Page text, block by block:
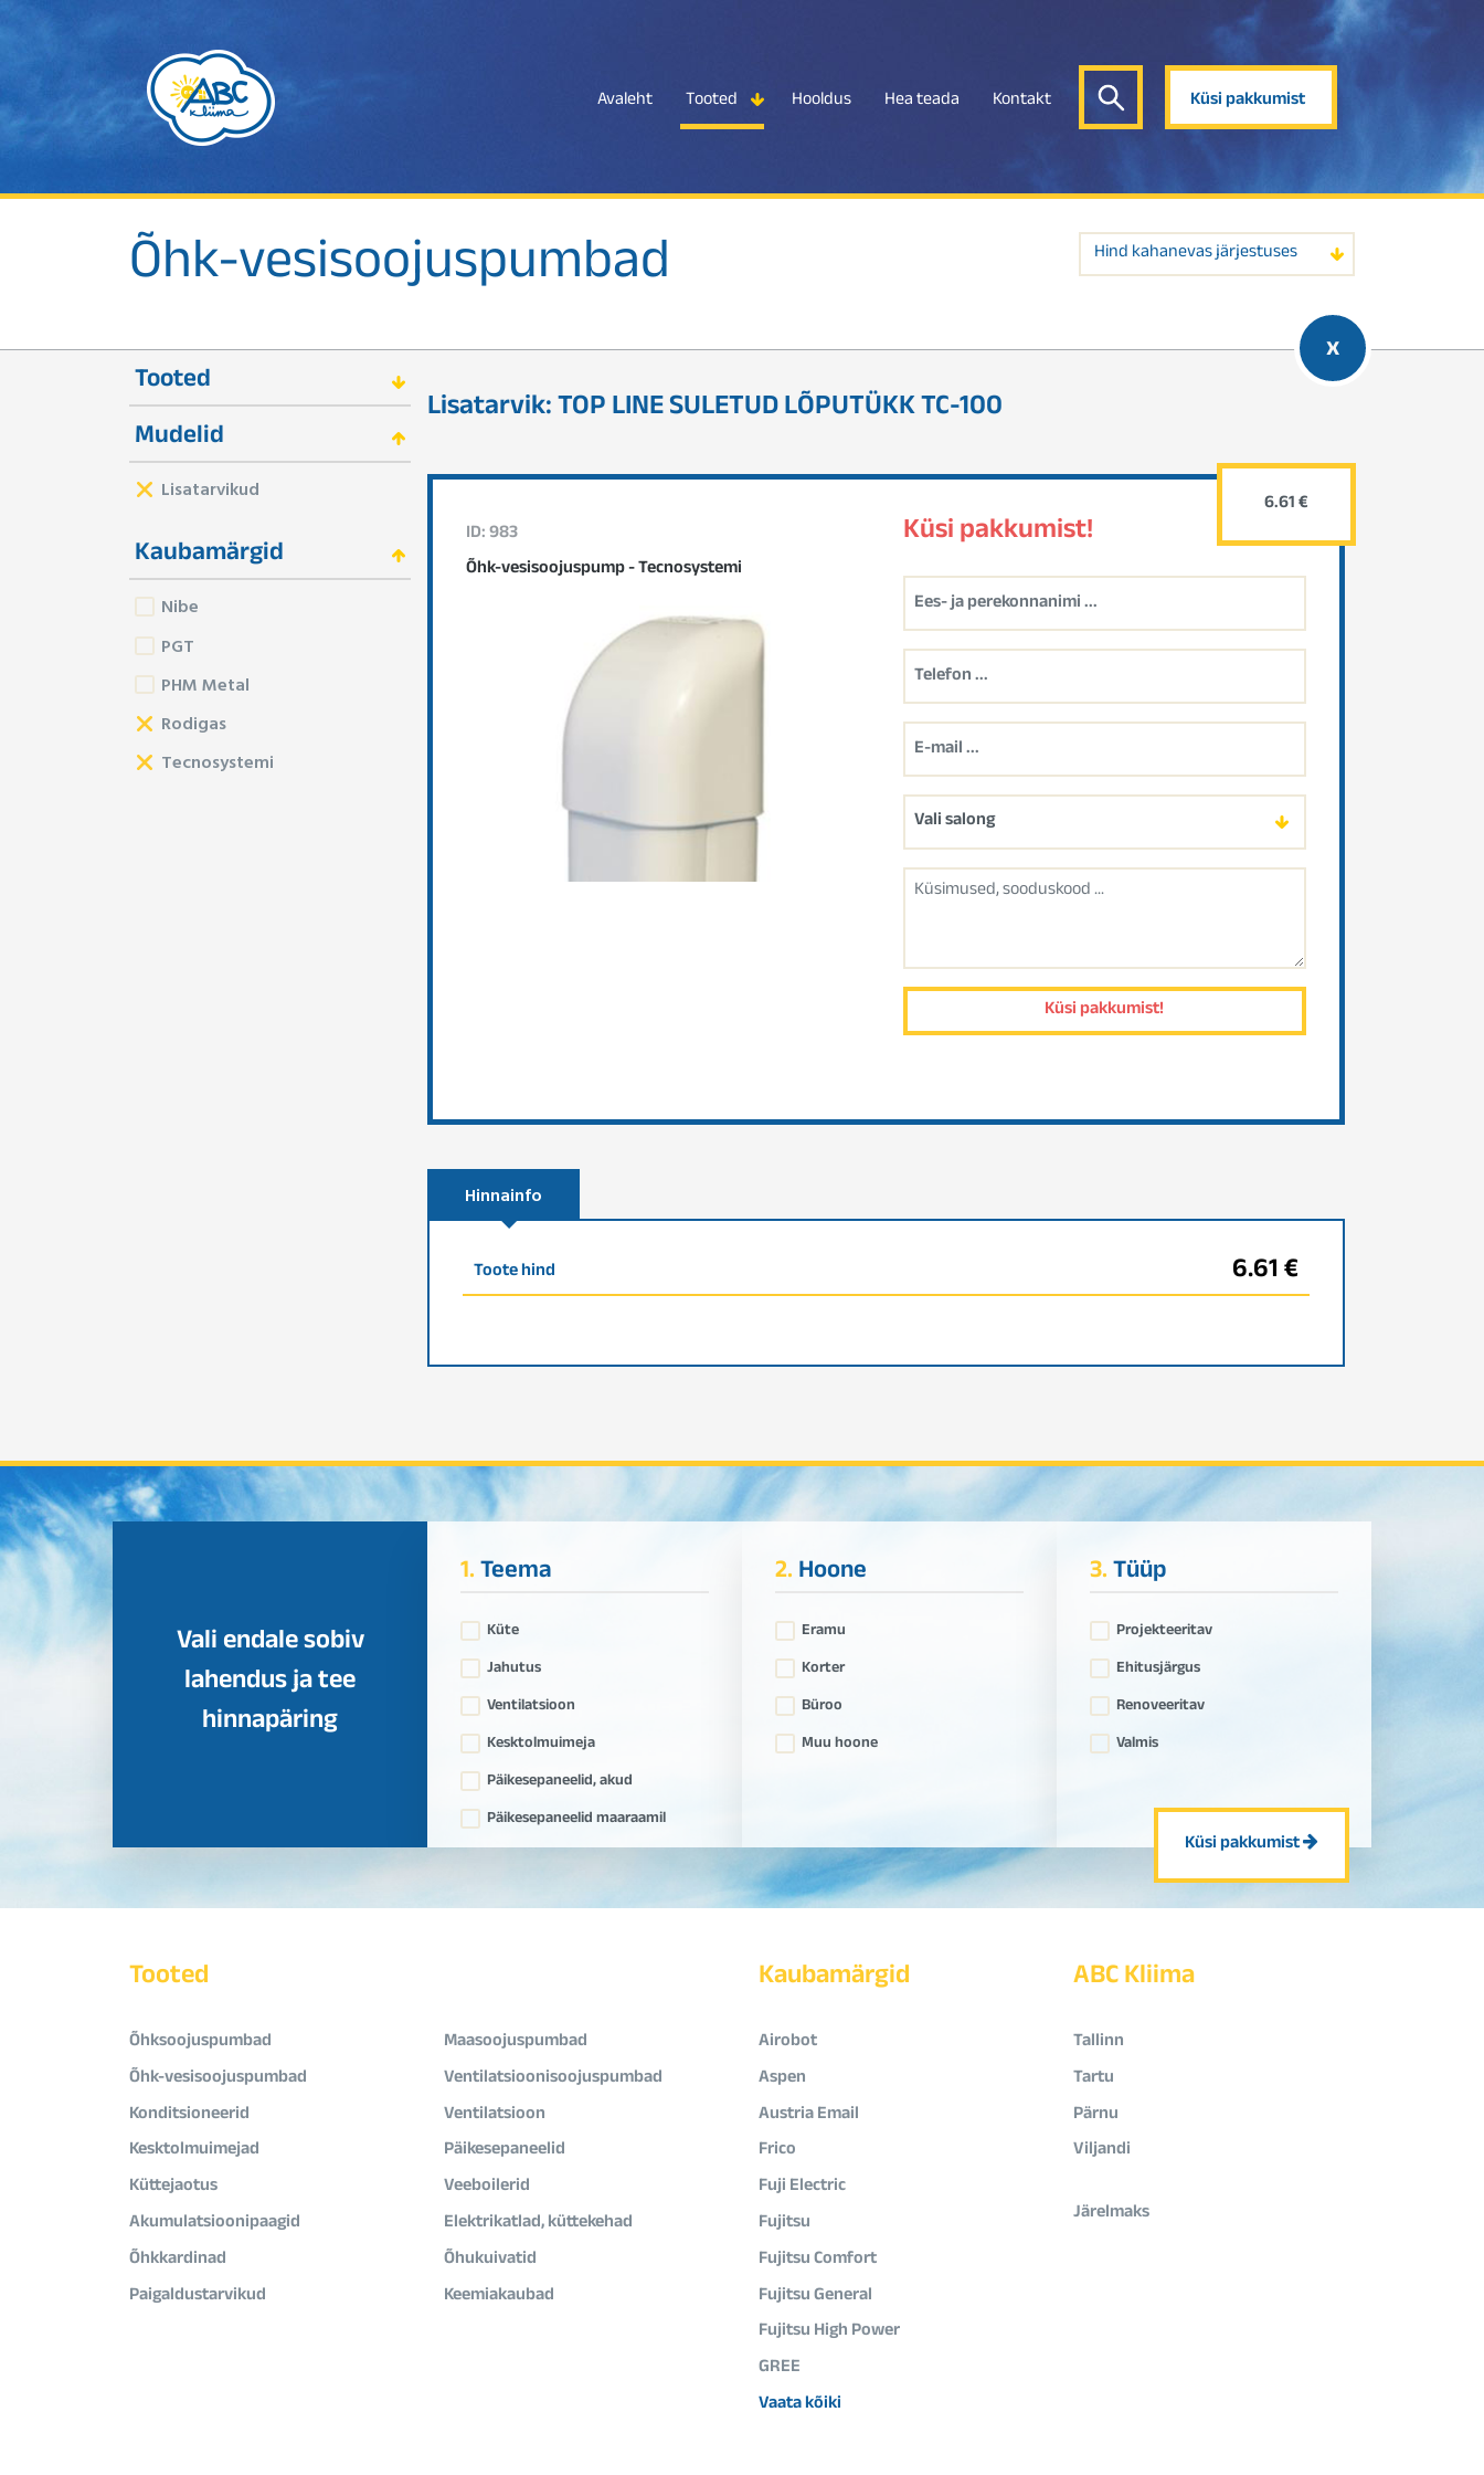
Avaleht Tooted Hooldus Hea teada Kontakt Küsi pakkumist
Õhk-vesisoojuspumbad Hind kahanevas järjestuses
Tooted
Mudelid
Lisatarvikud
Kaubamärgid
Nibe
PGT
PHM Metal
Rodigas
Tecnosystemi
Lisatarvik: TOP LINE SULETUD LÕPUTÜKK TC-100
x
ID: 983
Õhk-vesisoojuspump - Tecnosystemi
Küsi pakkumist!
6.61 €
Hinnainfo
Toote hind 6.61 €
Vali endale sobiv
lahendus ja tee
hinnapäring
1.Teema
Küte
Jahutus
Ventilatsioon
Kesktolmuimeja
Päikesepaneelid, akud
Päikesepaneelid maaraamil
2.Hoone
Eramu
Korter
Büroo
Muu hoone
3.Tüüp
Projekteeritav
Ehitusjärgus
Renoveeritav
Valmis
Küsi pakkumist
Tooted
Õhksoojuspumbad
Maasoojuspumbad
Õhk-vesisoojuspumbad
Ventilatsioonisoojuspumbad
Konditsioneerid
Ventilatsioon
Kesktolmuimejad
Päikesepaneelid
Küttejaotus
Veeboilerid
Akumulatsioonipaagid
Elektrikatlad, küttekehad
Õhkkardinad
Õhukuivatid
Paigaldustarvikud
Keemiakaubad
Kaubamärgid
Airobot
Aspen
Austria Email
Frico
Fuji Electric
Fujitsu
Fujitsu Comfort
Fujitsu General
Fujitsu High Power
GREE
Vaata kõiki
ABC Kliima
Tallinn
Tartu
Pärnu
Viljandi
Järelmaks